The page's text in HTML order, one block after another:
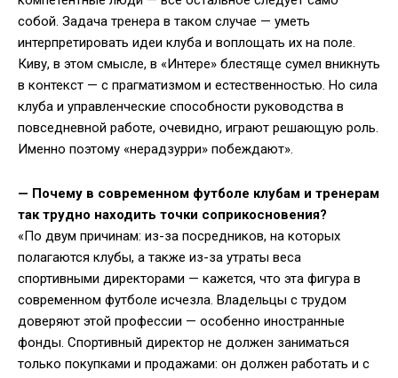
собой. Задача тренера в таком случае — уметь
интерпретировать идеи клуба и воплощать их на поле.
Киву, в этом смысле, в «Интере» блестяще сумел вникнуть
в контекст — с прагматизмом и естественностью. Но сила
клуба и управленческие способности руководства в
повседневной работе, очевидно, играют решающую роль.
Именно поэтому «нерадзурри» побеждают».
— Почему в современном футболе клубам и тренерам
так трудно находить точки соприкосновения?
«По двум причинам: из-за посредников, на которых
полагаются клубы, а также из-за утраты веса
спортивными директорами — кажется, что эта фигура в
современном футболе исчезла. Владельцы с трудом
доверяют этой профессии — особенно иностранные
фонды. Спортивный директор не должен заниматься
только покупками и продажами: он должен работать и с